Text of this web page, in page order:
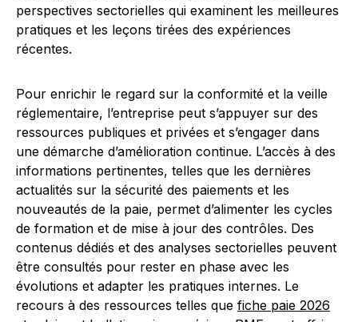
perspectives sectorielles qui examinent les meilleures
pratiques et les leçons tirées des expériences
récentes.
Pour enrichir le regard sur la conformité et la veille
réglementaire, l’entreprise peut s’appuyer sur des
ressources publiques et privées et s’engager dans
une démarche d’amélioration continue. L’accès à des
informations pertinentes, telles que les dernières
actualités sur la sécurité des paiements et les
nouveautés de la paie, permet d’alimenter les cycles
de formation et de mise à jour des contrôles. Des
contenus dédiés et des analyses sectorielles peuvent
être consultés pour rester en phase avec les
évolutions et adapter les pratiques internes. Le
recours à des ressources telles que fiche paie 2026